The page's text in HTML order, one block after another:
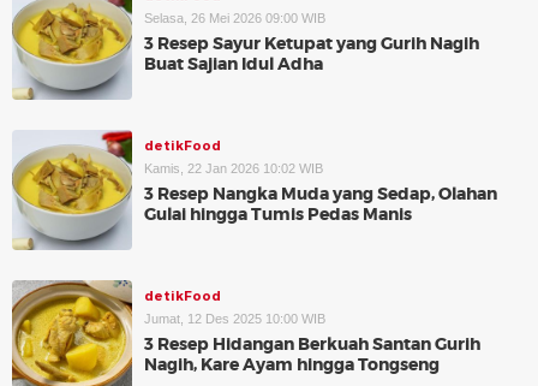
Selasa, 26 Mei 2026 09:00 WIB
3 Resep Sayur Ketupat yang Gurih Nagih
Buat Sajian Idul Adha
detikFood
Kamis, 22 Jan 2026 10:02 WIB
3 Resep Nangka Muda yang Sedap, Olahan
Gulai hingga Tumis Pedas Manis
detikFood
Jumat, 12 Des 2025 10:00 WIB
3 Resep Hidangan Berkuah Santan Gurih
Nagih, Kare Ayam hingga Tongseng